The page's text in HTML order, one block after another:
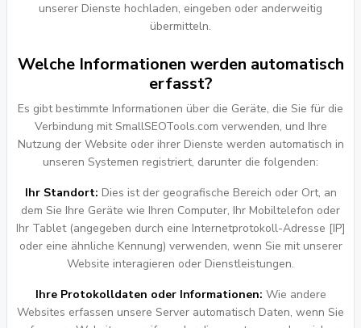
unserer Dienste hochladen, eingeben oder anderweitig
übermitteln.
Welche Informationen werden automatisch
erfasst?
Es gibt bestimmte Informationen über die Geräte, die Sie für die
Verbindung mit SmallSEOTools.com verwenden, und Ihre
Nutzung der Website oder ihrer Dienste werden automatisch in
unseren Systemen registriert, darunter die folgenden:
Ihr Standort: Dies ist der geografische Bereich oder Ort, an
dem Sie Ihre Geräte wie Ihren Computer, Ihr Mobiltelefon oder
Ihr Tablet (angegeben durch eine Internetprotokoll-Adresse [IP]
oder eine ähnliche Kennung) verwenden, wenn Sie mit unserer
Website interagieren oder Dienstleistungen.
Ihre Protokolldaten oder Informationen: Wie andere
Websites erfassen unsere Server automatisch Daten, wenn Sie